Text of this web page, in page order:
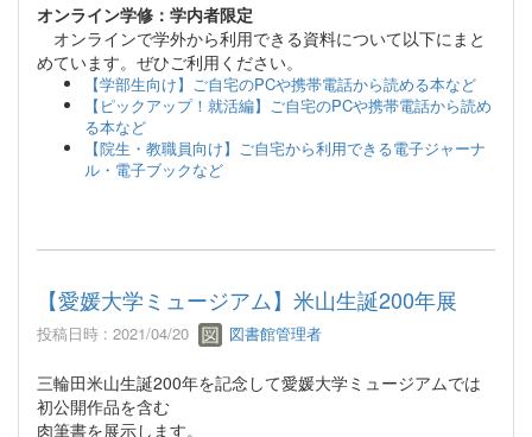
オンライン学修：学内者限定
オンラインで学外から利用できる資料について以下にまと
めています。ぜひご利用ください。
【学部生向け】ご自宅のPCや携帯電話から読める本など
【ピックアップ！就活編】ご自宅のPCや携帯電話から読め
る本など
【院生・教職員向け】ご自宅から利用できる電子ジャーナ
ル・電子ブックなど
【愛媛大学ミュージアム】米山生誕200年展
投稿日時 : 2021/04/20 図書館管理者
三輪田米山生誕200年を記念して愛媛大学ミュージアムでは
初公開作品を含む
肉筆書を展示します。